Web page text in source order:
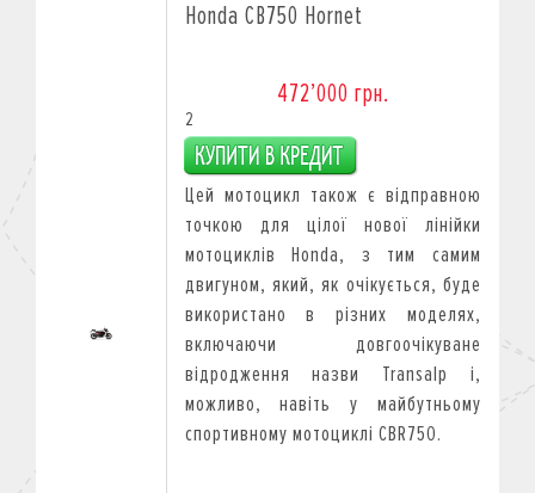
Honda CB750 Hornet
472’000 грн.
2
Цей мотоцикл також є відправною
точкою для цілої нової лінійки
мотоциклів Honda, з тим самим
двигуном, який, як очікується, буде
використано в різних моделях,
включаючи довгоочікуване
відродження назви Transalp і,
можливо, навіть у майбутньому
спортивному мотоциклі CBR750.